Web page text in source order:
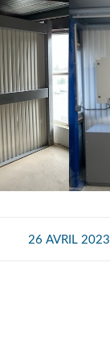
26 AVRIL 2023